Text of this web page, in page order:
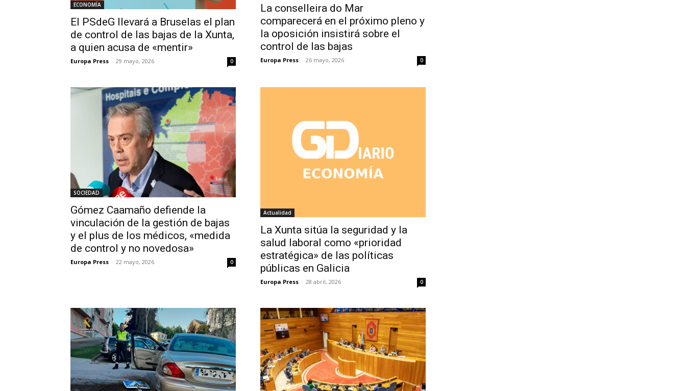
ECONOMÍA
El PSdeG llevará a Bruselas el plan
de control de las bajas de la Xunta,
a quien acusa de «mentir»
Europa Press - 29 mayo, 2026 0
La conselleira do Mar
comparecerá en el próximo pleno y
la oposición insistirá sobre el
control de las bajas
Europa Press - 26 mayo, 2026 0
SOCIEDAD
Gómez Caamaño defiende la
vinculación de la gestión de bajas
y el plus de los médicos, «medida
de control y no novedosa»
Europa Press - 22 mayo, 2026 0
Actualidad
La Xunta sitúa la seguridad y la
salud laboral como «prioridad
estratégica» de las políticas
públicas en Galicia
Europa Press - 28 abril, 2026 0